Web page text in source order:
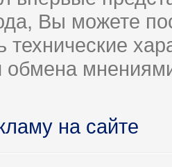
Вы можете
технические
на сайте